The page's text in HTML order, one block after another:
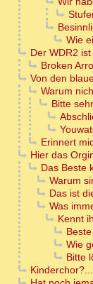
Wie
Der WDR2
Broken
Von den
Warum
Bitte sehr
Erinnert
Hier das
Das Beste
Warum
Das ist
Was
Kennt
Wie
Bitte